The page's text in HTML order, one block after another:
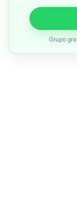
Grupo